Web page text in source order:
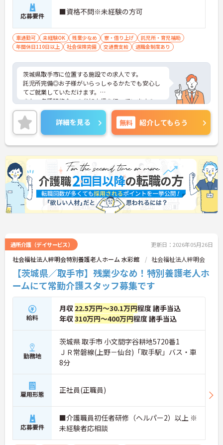
応募要件 ■資格不問※未経験の方可
車通勤可 未経験OK 残業少なめ 寮・借り上げ
託児所・育児補助
年間休日110日以上
社会保険完備 交通費支給 退職金制度あり
茨城県取手市に位置する施設での求人です。
託児所完備◎お子様がいらっしゃるかたでも安心し
てご就業していただけます。
また、各種研修会への参加支援を行っていますの
で、スキルアップができます。
ご興味のある方は、お気軽にお問い合わせくださ
い。
詳細を見る 無料 紹介してもらう
通所介護（デイサービス） 更新日：2026年05月26日
社会福祉法人絆明会特別養護老人ホーム 水彩館 社会福祉法人絆明会
【茨城県／取手市】残業少なめ！特別養護老人ホ
ームにて常勤介護スタッフ募集です
給料
月収 22.5万円～30.1万円程度 諸手当込
年収310万円～400万円程度 諸手当込
勤務地
茨城県 取手市 小文間字谷耕地5720番1
ＪＲ常磐線(上野－仙台)「取手駅」バス・車
8分
雇用形態 正社員(正職員)
応募要件
■介護職員初任者研修（ヘルパー2）以上 ※
未経験者応相談